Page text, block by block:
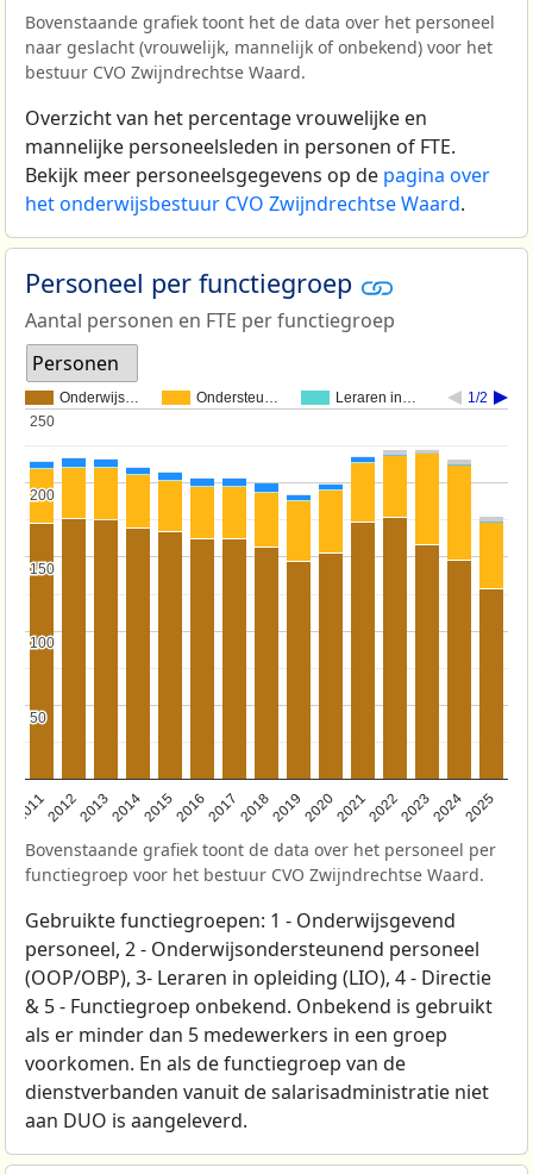
Bovenstaande grafiek toont het de data over het personeel
naar geslacht (vrouwelijk, mannelijk of onbekend) voor het
bestuur CVO Zwijndrechtse Waard.
Overzicht van het percentage vrouwelijke en
mannelijke personeelsleden in personen of FTE.
Bekijk meer personeelsgegevens op de pagina over
het onderwijsbestuur CVO Zwijndrechtse Waard.
Personeel per functiegroep
Aantal personen en FTE per functiegroep
Personen
Onderwijs… Ondersteu… Leraren in… 1/2
201120122013201420152016201720182019202020212022202320242025
50
50
100
100
150
150
200
200
250
250
Bovenstaande grafiek toont de data over het personeel per
functiegroep voor het bestuur CVO Zwijndrechtse Waard.
Gebruikte functiegroepen: 1 - Onderwijsgevend
personeel, 2 - Onderwijsondersteunend personeel
(OOP/OBP), 3- Leraren in opleiding (LIO), 4 - Directie
& 5 - Functiegroep onbekend. Onbekend is gebruikt
als er minder dan 5 medewerkers in een groep
voorkomen. En als de functiegroep van de
dienstverbanden vanuit de salarisadministratie niet
aan DUO is aangeleverd.